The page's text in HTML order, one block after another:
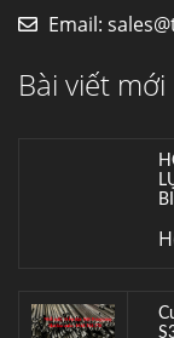
Email:
Bài viết mới